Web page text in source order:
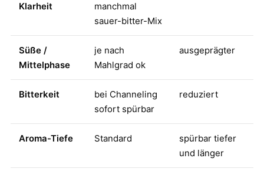
Klarheit
manchmal
sauer-bitter-Mix
Süße /
Mittelphase
je nach
Mahlgrad ok
ausgeprägter
Bitterkeit
bei Channeling
sofort spürbar
reduziert
Aroma-Tiefe Standard
spürbar tiefer
und länger